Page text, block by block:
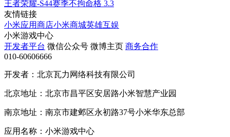
王者荣耀-S44赛季不拘命格 3.3
友情链接
小米应用商店小米商城英雄互娱
小米游戏中心
开发者平台 微信公众号 微博主页 商务合作
010-60606666
开发者：北京瓦力网络科技有限公司
北京地址：北京市昌平区安居路小米智慧产业园
南京地址：南京市建邺区永初路37号小米华东总部
应用名称：小米游戏中心